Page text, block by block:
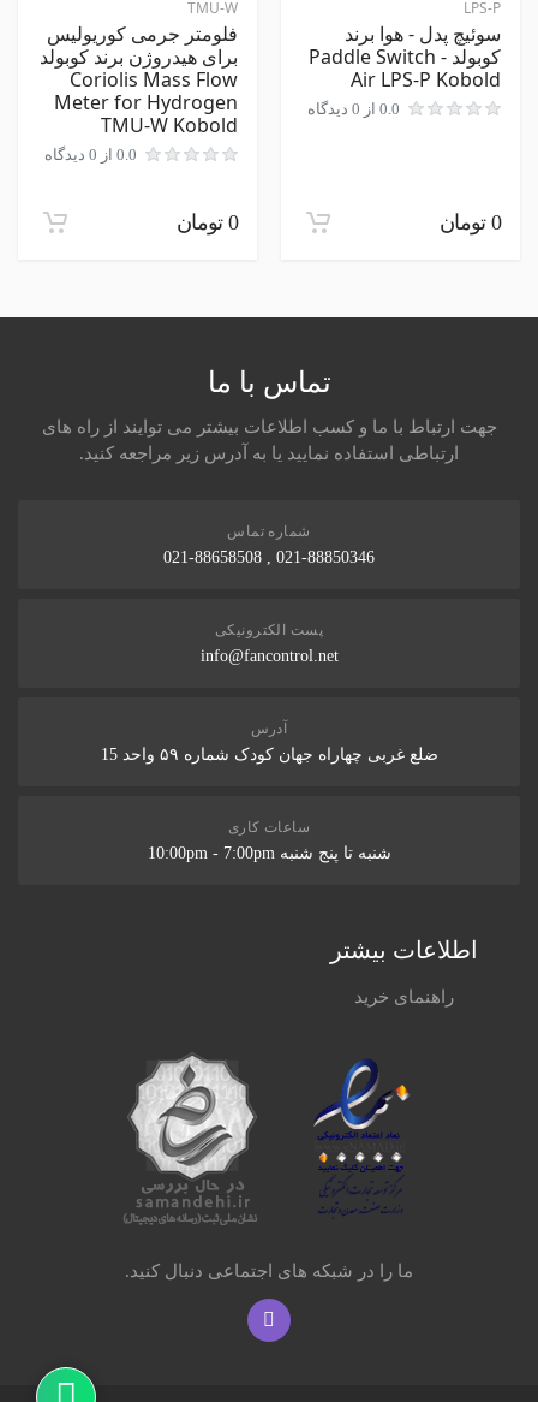
LPS-P
سوئیچ پدل - هوا برند
کوبولد Paddle Switch -
Air LPS-P Kobold
0.0 از 0 دیدگاه
0 تومان
TMU-W
فلومتر جرمی کوریولیس
برای هیدروژن برند کوبولد
Coriolis Mass Flow
Meter for Hydrogen
TMU-W Kobold
0.0 از 0 دیدگاه
0 تومان
تماس با ما
جهت ارتباط با ما و کسب اطلاعات بیشتر می توایند از راه های
ارتباطی استفاده نمایید یا به آدرس زیر مراجعه کنید.
شماره تماس
021-88850346 , 021-88658508
پست الکترونیکی
info@fancontrol.net
آدرس
ضلع غربی چهاراه جهان کودک شماره ۵۹ واحد 15
ساعات کاری
شنبه تا پنج شنبه 10:00pm - 7:00pm
اطلاعات بیشتر
راهنمای خرید
ما را در شبکه های اجتماعی دنبال کنید.